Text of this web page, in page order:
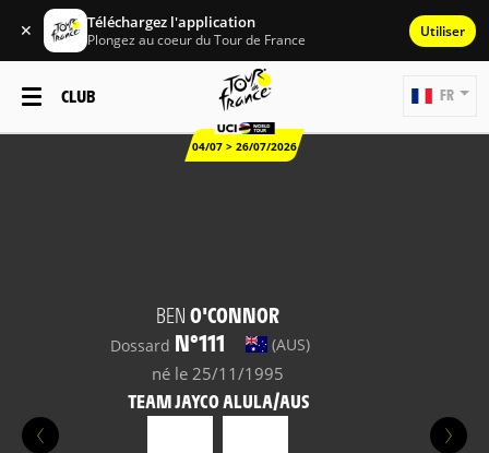
✕ Téléchargez l'application
Plongez au coeur du Tour de France Utiliser
CLUB
04/07 > 26/07/2026
FR
BEN O'CONNOR
Dossard N°111 (AUS)
né le 25/11/1995
TEAM JAYCO ALULA/AUS